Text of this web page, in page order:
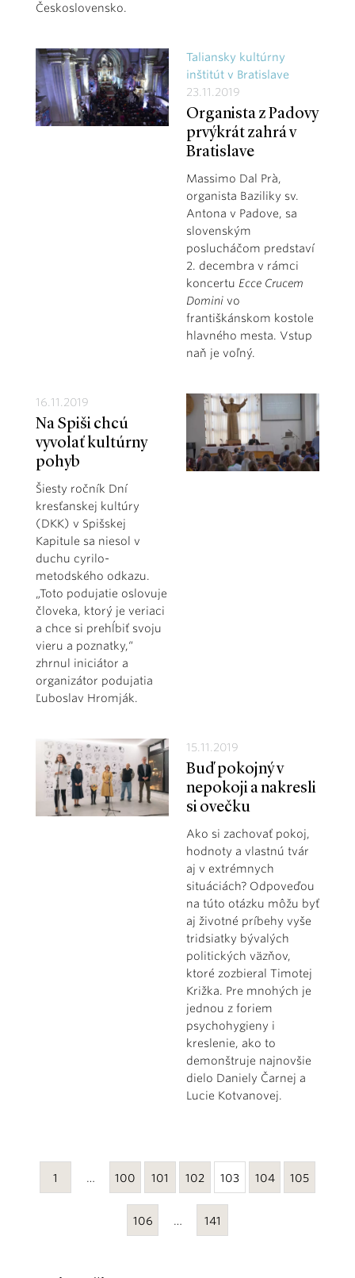
Československo.
Taliansky kultúrny
inštitút v Bratislave
23.11.2019
Organista z Padovy
prvýkrát zahrá v
Bratislave
Massimo Dal Prà,
organista Baziliky sv.
Antona v Padove, sa
slovenským
poslucháčom predstaví
2. decembra v rámci
koncertu Ecce Crucem
Dominivo
františkánskom kostole
hlavného mesta. Vstup
naň je voľný.
16.11.2019
Na Spiši chcú
vyvolať kultúrny
pohyb
Šiesty ročník Dní
kresťanskej kultúry
(DKK) v Spišskej
Kapitule sa niesol v
duchu cyrilo-
metodského odkazu.
„Toto podujatie oslovuje
človeka, ktorý je veriaci
a chce si prehĺbiť svoju
vieru a poznatky,“
zhrnul iniciátor a
organizátor podujatia
Ľuboslav Hromják.
15.11.2019
Buď pokojný v
nepokoji a nakresli
si ovečku
Ako si zachovať pokoj,
hodnoty a vlastnú tvár
aj v extrémnych
situáciách? Odpoveďou
na túto otázku môžu byť
aj životné príbehy vyše
tridsiatky bývalých
politických väzňov,
ktoré zozbieral Timotej
Križka. Pre mnohých je
jednou z foriem
psychohygieny i
kreslenie, ako to
demonštruje najnovšie
dielo Daniely Čarnej a
Lucie Kotvanovej.
1 … 100 101 102 103 104 105
106 … 141